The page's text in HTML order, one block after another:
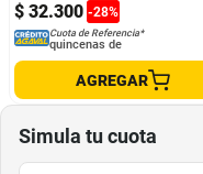
$ 32.300 -28%
Cuota de Referencia*
quincenas de
AGREGAR
Simula tu cuota